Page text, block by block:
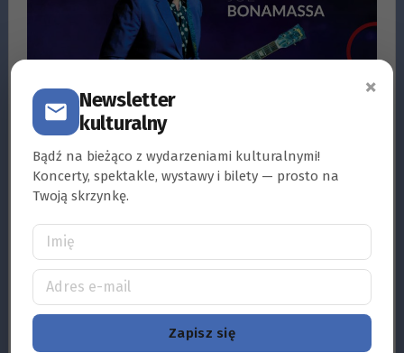
Joe Bonamassa | koncert we Wrocławiu – Bilety
×
Newsletter
kulturalny
Bądź na bieżąco z wydarzeniami kulturalnymi!
Koncerty, spektakle, wystawy i bilety — prosto na
Twoją skrzynkę.
Zapisz się